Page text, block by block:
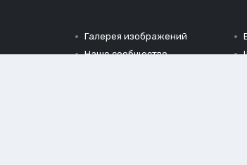
Галерея изображений
Наше сообщество